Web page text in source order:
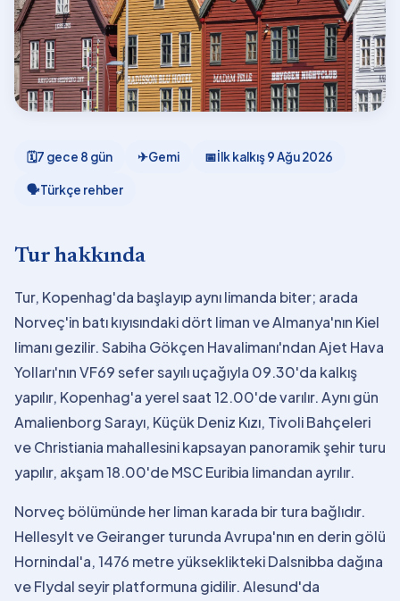
🗓7 gece 8 gün ✈Gemi 📅İlk kalkış9 Ağu 2026
🗣Türkçe rehber
Tur hakkında
Tur, Kopenhag'da başlayıp aynı limanda biter; arada
Norveç'in batı kıyısındaki dört liman ve Almanya'nın Kiel
limanı gezilir. Sabiha Gökçen Havalimanı'ndan Ajet Hava
Yolları'nın VF69 sefer sayılı uçağıyla 09.30'da kalkış
yapılır, Kopenhag'a yerel saat 12.00'de varılır. Aynı gün
Amalienborg Sarayı, Küçük Deniz Kızı, Tivoli Bahçeleri
ve Christiania mahallesini kapsayan panoramik şehir turu
yapılır, akşam 18.00'de MSC Euribia limandan ayrılır.
Norveç bölümünde her liman karada bir tura bağlıdır.
Hellesylt ve Geiranger turunda Avrupa'nın en derin gölü
Hornindal'a, 1476 metre yükseklikteki Dalsnibba dağına
ve Flydal seyir platformuna gidilir. Alesund'da